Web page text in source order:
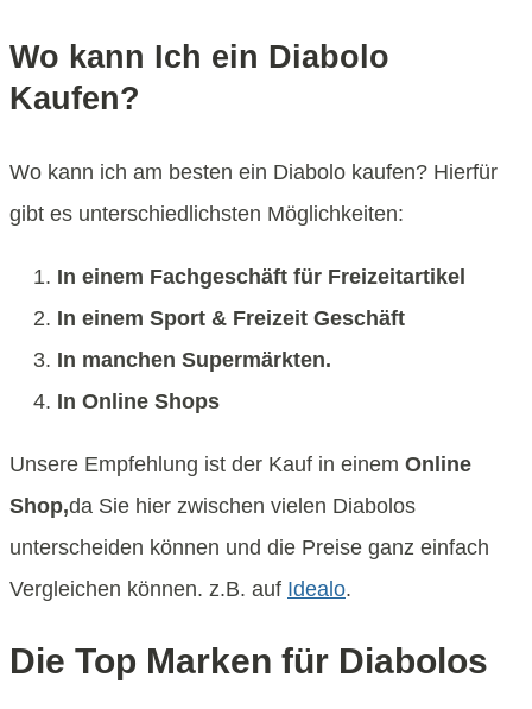
Wo kann Ich ein Diabolo
Kaufen?
Wo kann ich am besten ein Diabolo kaufen? Hierfür
gibt es unterschiedlichsten Möglichkeiten:
In einem Fachgeschäft für Freizeitartikel
In einem Sport & Freizeit Geschäft
In manchen Supermärkten.
In Online Shops
Unsere Empfehlung ist der Kauf in einem Online
Shop,da Sie hier zwischen vielen Diabolos
unterscheiden können und die Preise ganz einfach
Vergleichen können. z.B. auf Idealo.
Die Top Marken für Diabolos